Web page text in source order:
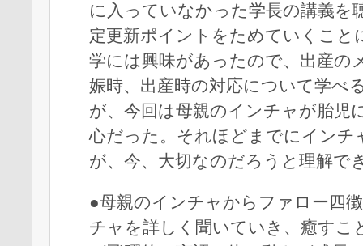
に入っていなかった学長の講義を
定更新ポイントをためていくこと
学には興味があったので、出産の
娠時、出産時の対応について学べ
が、今回は母親のインチャが胎児
心だった。それほどまでにインチ
が、今、大切なのだろうと理解で
●母親のインチャからファロー四
チャを詳しく聞いていき、癒すこ